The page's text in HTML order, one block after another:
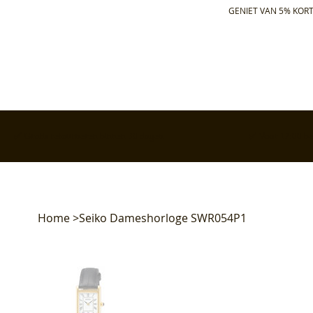
GENIET VAN 5%
Home>Seiko Dameshorloge SWR054P1